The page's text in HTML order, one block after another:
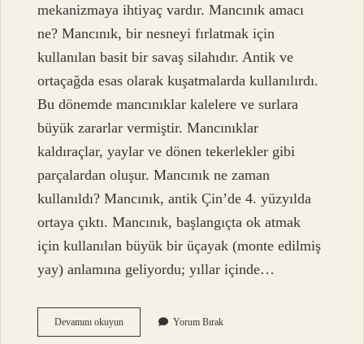
mekanizmaya ihtiyaç vardır. Mancınık amacı
ne? Mancınık, bir nesneyi fırlatmak için
kullanılan basit bir savaş silahıdır. Antik ve
ortaçağda esas olarak kuşatmalarda kullanılırdı.
Bu dönemde mancınıklar kalelere ve surlara
büyük zararlar vermiştir. Mancınıklar
kaldıraçlar, yaylar ve dönen tekerlekler gibi
parçalardan oluşur. Mancınık ne zaman
kullanıldı? Mancınık, antik Çin’de 4. yüzyılda
ortaya çıktı. Mancınık, başlangıçta ok atmak
için kullanılan büyük bir üçayak (monte edilmiş
yay) anlamına geliyordu; yıllar içinde…
Devamını okuyunMancınık
Günümüzde
Yorum Bırak